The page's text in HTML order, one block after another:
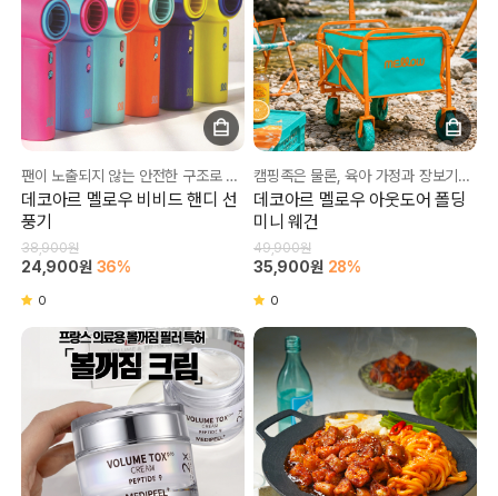
팬이 노출되지 않는 안전한 구조로 유아, 반려동물이 있는 가정에서도 안전하게!
데코아르 멜로우 비비드 핸디 선
풍기
38,900원
24,900원 36%
0
캠핑족은 물론, 육아 가정과 장보기용으로도 만족도가 높은 필수 아이템!
데코아르 멜로우 아웃도어 폴딩
미니 웨건
49,900원
35,900원 28%
0